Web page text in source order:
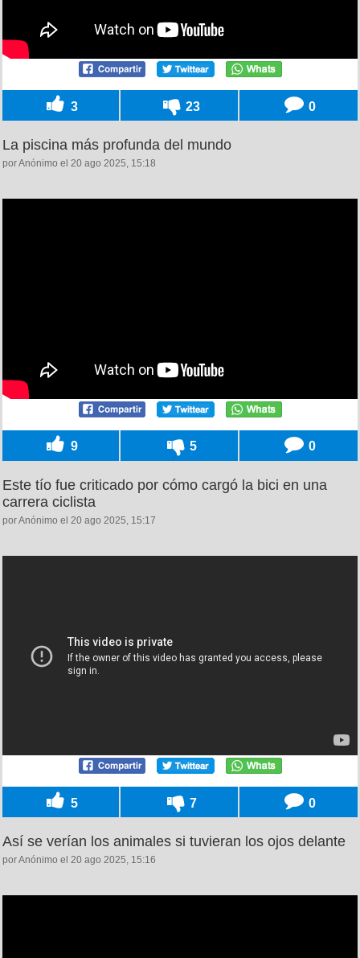
3 23 0
La piscina más profunda del mundo
por Anónimo el 20 ago 2025, 15:18
9 5 0
Este tío fue criticado por cómo cargó la bici en una
carrera ciclista
por Anónimo el 20 ago 2025, 15:17
5 7 0
Así se verían los animales si tuvieran los ojos delante
por Anónimo el 20 ago 2025, 15:16